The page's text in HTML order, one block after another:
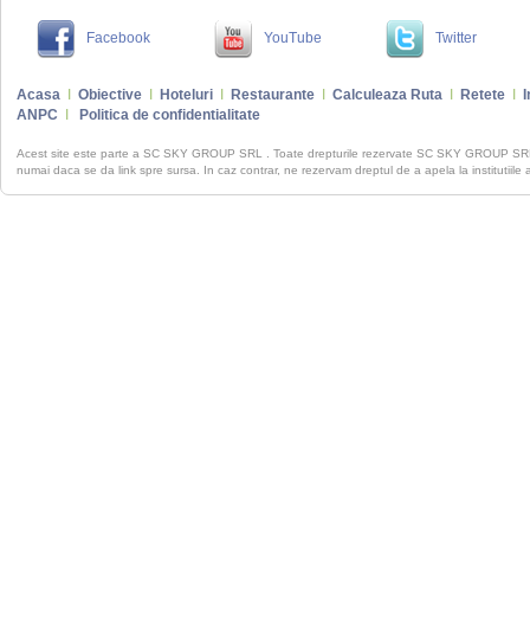
Facebook YouTube Twitter
Acasa Obiective Hoteluri Restaurante Calculeaza Ruta Retete
ANPC
Politica de confidentialitate
Acest site este parte a SC SKY GROUP SRL . Toate drepturile rezervate SC SKY GROUP
numai daca se da link spre sursa. In caz contrar, ne rezervam dreptul de a apela la institutiile